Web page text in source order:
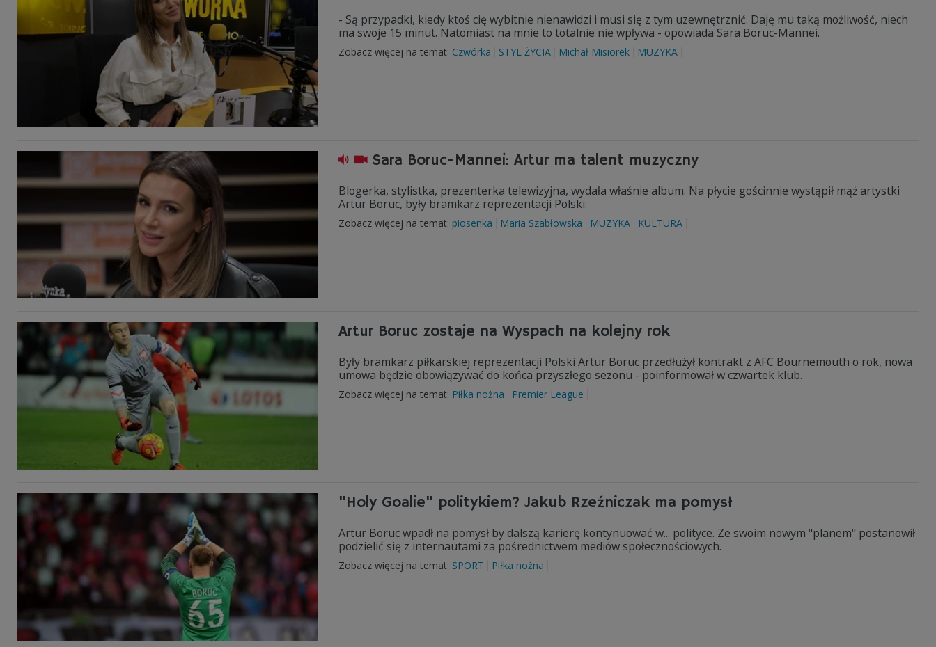
- Są przypadki, kiedy ktoś cię wybitnie nienawidzi i musi się z tym uzewnętrznić. Daję mu taką możliwość, niech
ma swoje 15 minut. Natomiast na mnie to totalnie nie wpływa - opowiada Sara Boruc-Mannei.
Zobacz więcej na temat: Czwórka STYL ŻYCIA Michał Misiorek MUZYKA
Sara Boruc-Mannei: Artur ma talent muzyczny
Blogerka, stylistka, prezenterka telewizyjna, wydała właśnie album. Na płycie gościnnie wystąpił mąż artystki
Artur Boruc, były bramkarz reprezentacji Polski.
Zobacz więcej na temat: piosenka Maria Szabłowska MUZYKA KULTURA
Artur Boruc zostaje na Wyspach na kolejny rok
Były bramkarz piłkarskiej reprezentacji Polski Artur Boruc przedłużył kontrakt z AFC Bournemouth o rok, nowa
umowa będzie obowiązywać do końca przyszłego sezonu - poinformował w czwartek klub.
Zobacz więcej na temat: Piłka nożna Premier League
"Holy Goalie" politykiem? Jakub Rzeźniczak ma pomysł
Artur Boruc wpadł na pomysł by dalszą karierę kontynuować w... polityce. Ze swoim nowym "planem" postanowił
podzielić się z internautami za pośrednictwem mediów społecznościowych.
Zobacz więcej na temat: SPORT Piłka nożna